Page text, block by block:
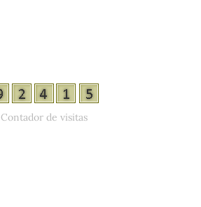
Contador de visitas